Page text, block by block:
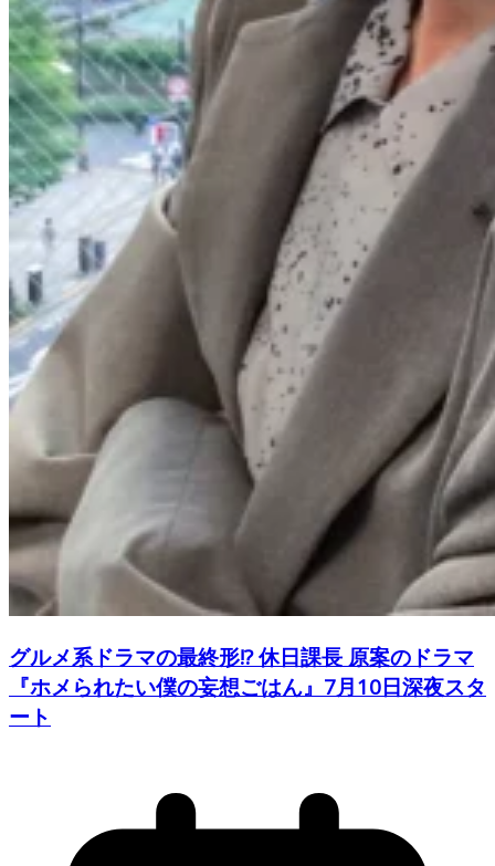
グルメ系ドラマの最終形!? 休日課長 原案のドラマ
『ホメられたい僕の妄想ごはん』7月10日深夜スタ
ート